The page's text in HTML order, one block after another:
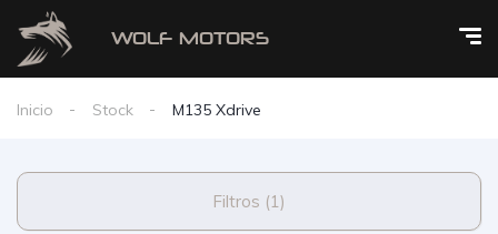
Inicio Stock M135 Xdrive
Filtros (1)